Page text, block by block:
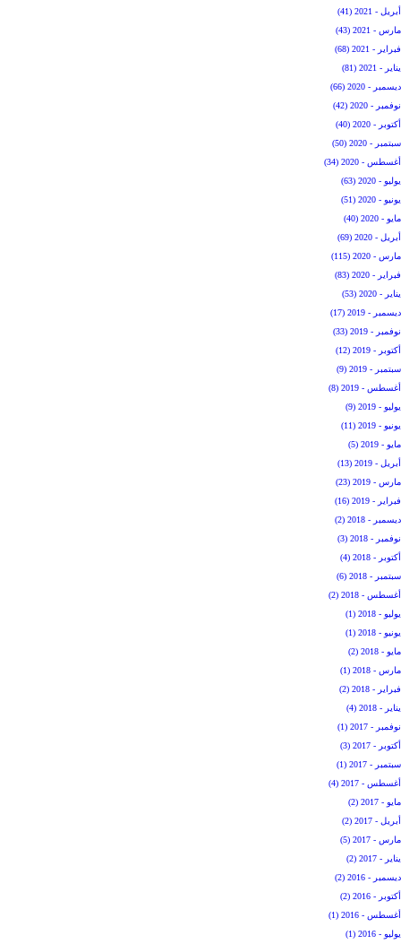
أبريل - 2021 (41)
مارس - 2021 (43)
فبراير - 2021 (68)
يناير - 2021 (81)
ديسمبر - 2020 (66)
نوفمبر - 2020 (42)
أكتوبر - 2020 (40)
سبتمبر - 2020 (50)
أغسطس - 2020 (34)
يوليو - 2020 (63)
يونيو - 2020 (51)
مايو - 2020 (40)
أبريل - 2020 (69)
مارس - 2020 (115)
فبراير - 2020 (83)
يناير - 2020 (53)
ديسمبر - 2019 (17)
نوفمبر - 2019 (33)
أكتوبر - 2019 (12)
سبتمبر - 2019 (9)
أغسطس - 2019 (8)
يوليو - 2019 (9)
يونيو - 2019 (11)
مايو - 2019 (5)
أبريل - 2019 (13)
مارس - 2019 (23)
فبراير - 2019 (16)
ديسمبر - 2018 (2)
نوفمبر - 2018 (3)
أكتوبر - 2018 (4)
سبتمبر - 2018 (6)
أغسطس - 2018 (2)
يوليو - 2018 (1)
يونيو - 2018 (1)
مايو - 2018 (2)
مارس - 2018 (1)
فبراير - 2018 (2)
يناير - 2018 (4)
نوفمبر - 2017 (1)
أكتوبر - 2017 (3)
سبتمبر - 2017 (1)
أغسطس - 2017 (4)
مايو - 2017 (2)
أبريل - 2017 (2)
مارس - 2017 (5)
يناير - 2017 (2)
ديسمبر - 2016 (2)
أكتوبر - 2016 (2)
أغسطس - 2016 (1)
يوليو - 2016 (1)